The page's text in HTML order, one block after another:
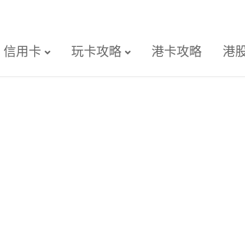
信用卡 玩卡攻略 港卡攻略 港